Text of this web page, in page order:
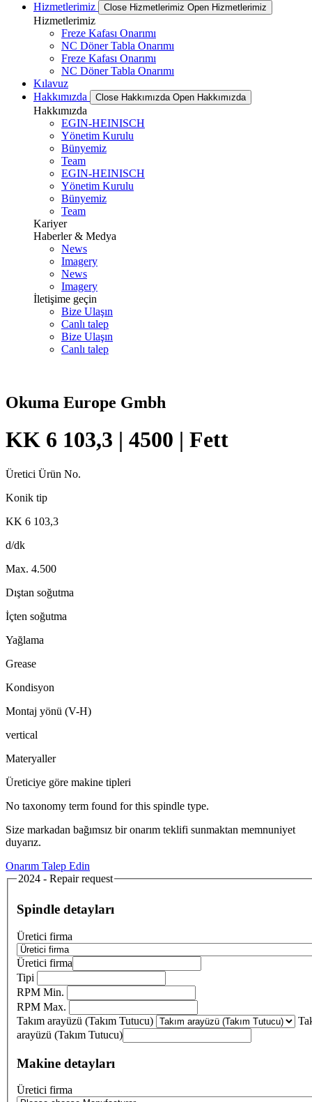
Hizmetlerimiz
Close Hizmetlerimiz Open Hizmetlerimiz
Hizmetlerimiz
Freze Kafası Onarımı
NC Döner Tabla Onarımı
Freze Kafası Onarımı
NC Döner Tabla Onarımı
Kılavuz
Hakkımızda
Close Hakkımızda Open Hakkımızda
Hakkımızda
EGIN-HEINISCH
Yönetim Kurulu
Bünyemiz
Team
EGIN-HEINISCH
Yönetim Kurulu
Bünyemiz
Team
Kariyer
Haberler & Medya
News
Imagery
News
Imagery
İletişime geçin
Bize Ulaşın
Canlı talep
Bize Ulaşın
Canlı talep
Okuma Europe Gmbh
KK 6 103,3 | 4500 | Fett
Üretici Ürün No.
Konik tip
KK 6 103,3
d/dk
Max. 4.500
Dıştan soğutma
İçten soğutma
Yağlama
Grease
Kondisyon
Montaj yönü (V-H)
vertical
Materyaller
Üreticiye göre makine tipleri
No taxonomy term found for this spindle type.
Size markadan bağımsız bir onarım teklifi sunmaktan memnuniyet
duyarız.
Onarım Talep Edin
2024 - Repair request
Spindle detayları
Üretici firma
Üretici firma
Tipi
RPM Min.
RPM Max.
Takım arayüzü (Takım Tutucu)
arayüzü (Takım Tutucu)
Makine detayları
Üretici firma